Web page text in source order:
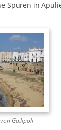
Spuren in
Gallipoli